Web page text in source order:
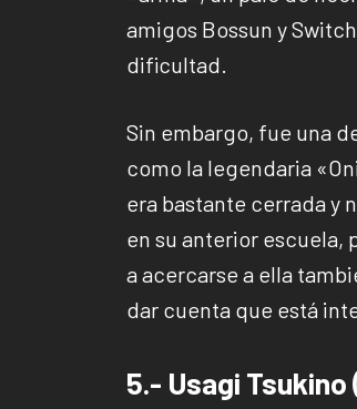
amigos Bossun y
dificultad.
Sin embargo, fue una
como la legendaria
era bastante cerrada y
en su anterior escuela,
a acercarse a ella
dar cuenta que está
5.- Usagi Tsukino